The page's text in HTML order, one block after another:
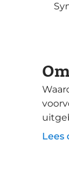
Waarom is
Lees